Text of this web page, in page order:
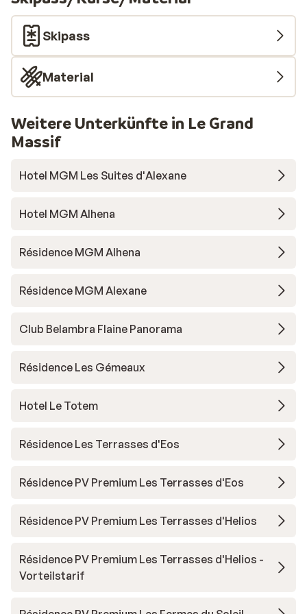
Skipass
Material
Weitere Unterkünfte in Le Grand
Massif
Hotel MGM Les Suites d'Alexane
Hotel MGM Alhena
Résidence MGM Alhena
Résidence MGM Alexane
Club Belambra Flaine Panorama
Résidence Les Gémeaux
Hotel Le Totem
Résidence Les Terrasses d'Eos
Résidence PV Premium Les Terrasses d'Eos
Résidence PV Premium Les Terrasses d'Helios
Résidence PV Premium Les Terrasses d'Helios -
Vorteilstarif